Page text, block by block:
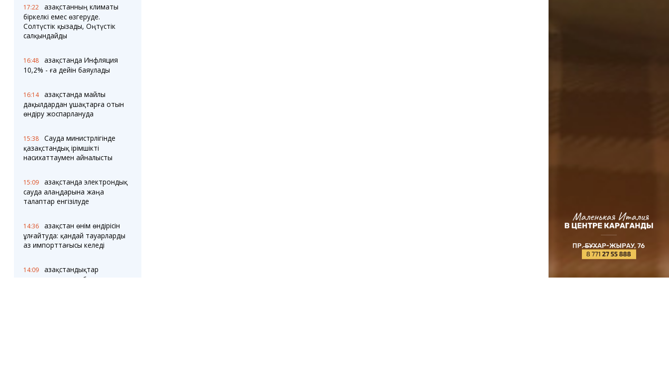
17:22
Қазақстанның климаты
біркелкі емес өзгеруде.
Солтүстік қызады, Оңтүстік
салқындайды
16:48
Қазақстанда Инфляция
10,2% - ға дейін баяулады
16:14
Қазақстанда майлы
дақылдардан ұшақтарға отын
өндіру жоспарлануда
15:38
Сауда министрлігінде
қазақстандық ірімшікті
насихаттаумен айналысты
15:09
Қазақстанда электрондық
сауда алаңдарына жаңа
талаптар енгізілуде
14:36
Қазақстан өнім өндірісін
ұлғайтуда: қандай тауарларды
аз импорттағысы келеді
14:09
Қазақстандықтар
қарыздармен проблемалар